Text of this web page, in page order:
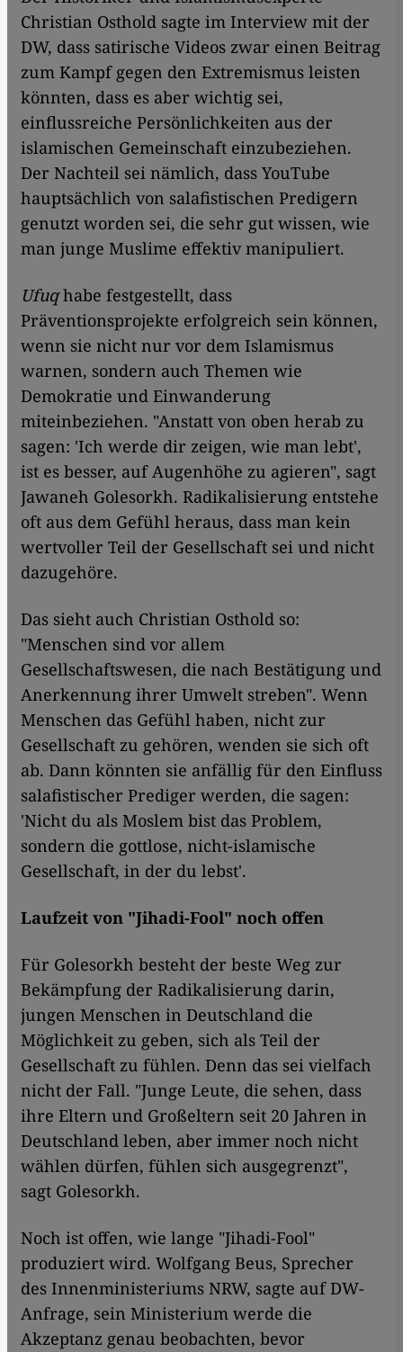
Christian Osthold sagte im Interview mit der
DW, dass satirische Videos zwar einen Beitrag
zum Kampf gegen den Extremismus leisten
könnten, dass es aber wichtig sei,
einflussreiche Persönlichkeiten aus der
islamischen Gemeinschaft einzubeziehen.
Der Nachteil sei nämlich, dass YouTube
hauptsächlich von salafistischen Predigern
genutzt worden sei, die sehr gut wissen, wie
man junge Muslime effektiv manipuliert.
Ufuqhabe festgestellt, dass
Präventionsprojekte erfolgreich sein können,
wenn sie nicht nur vor dem Islamismus
warnen, sondern auch Themen wie
Demokratie und Einwanderung
miteinbeziehen. "Anstatt von oben herab zu
sagen: 'Ich werde dir zeigen, wie man lebt',
ist es besser, auf Augenhöhe zu agieren", sagt
Jawaneh Golesorkh. Radikalisierung entstehe
oft aus dem Gefühl heraus, dass man kein
wertvoller Teil der Gesellschaft sei und nicht
dazugehöre.
Das sieht auch Christian Osthold so:
"Menschen sind vor allem
Gesellschaftswesen, die nach Bestätigung und
Anerkennung ihrer Umwelt streben". Wenn
Menschen das Gefühl haben, nicht zur
Gesellschaft zu gehören, wenden sie sich oft
ab. Dann könnten sie anfällig für den Einfluss
salafistischer Prediger werden, die sagen:
'Nicht du als Moslem bist das Problem,
sondern die gottlose, nicht-islamische
Gesellschaft, in der du lebst'.
Laufzeit von "Jihadi-Fool" noch offen
Für Golesorkh besteht der beste Weg zur
Bekämpfung der Radikalisierung darin,
jungen Menschen in Deutschland die
Möglichkeit zu geben, sich als Teil der
Gesellschaft zu fühlen. Denn das sei vielfach
nicht der Fall. "Junge Leute, die sehen, dass
ihre Eltern und Großeltern seit 20 Jahren in
Deutschland leben, aber immer noch nicht
wählen dürfen, fühlen sich ausgegrenzt",
sagt Golesorkh.
Noch ist offen, wie lange "Jihadi-Fool"
produziert wird. Wolfgang Beus, Sprecher
des Innenministeriums NRW, sagte auf DW-
Anfrage, sein Ministerium werde die
Akzeptanz genau beobachten, bevor